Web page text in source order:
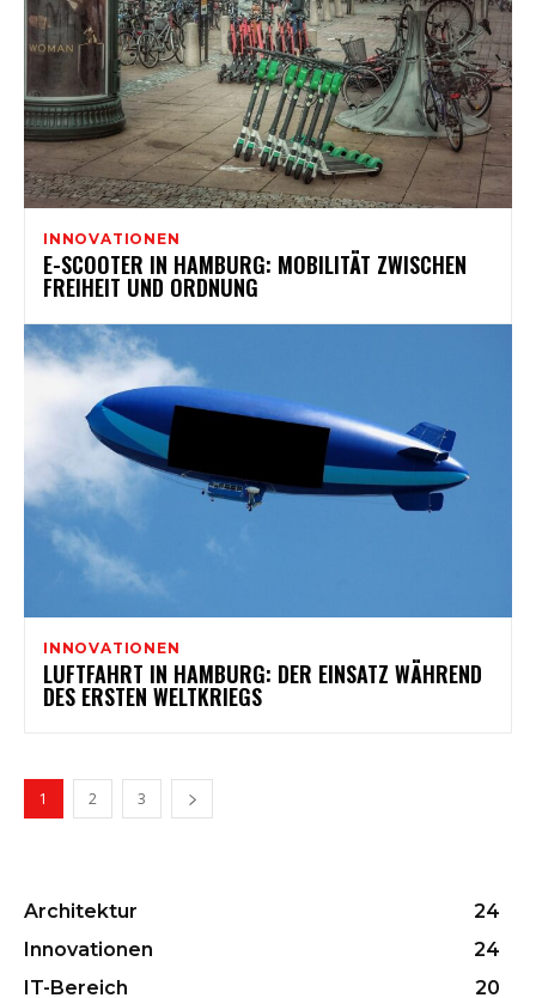
INNOVATIONEN
E-SCOOTER IN HAMBURG: MOBILITÄT ZWISCHEN
FREIHEIT UND ORDNUNG
INNOVATIONEN
LUFTFAHRT IN HAMBURG: DER EINSATZ WÄHREND
DES ERSTEN WELTKRIEGS
1 2 3
Architektur
24
Innovationen
24
IT-Bereich
20